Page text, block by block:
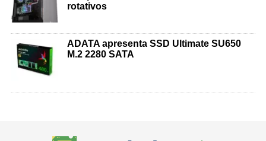
rotativos
ADATA apresenta SSD Ultimate SU650
M.2 2280 SATA